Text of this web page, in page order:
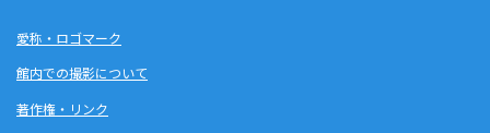
愛称・ロゴマーク
館内での撮影について
著作権・リンク